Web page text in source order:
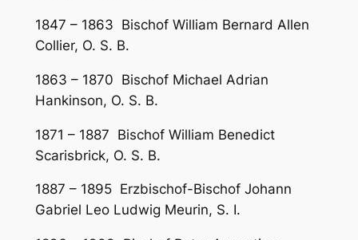
1847 – 1863 Bischof William Bernard Allen
Collier, O. S. B.
1863 – 1870 Bischof Michael Adrian
Hankinson, O. S. B.
1871 – 1887 Bischof William Benedict
Scarisbrick, O. S. B.
1887 – 1895 Erzbischof-Bischof Johann
Gabriel Leo Ludwig Meurin, S. I.